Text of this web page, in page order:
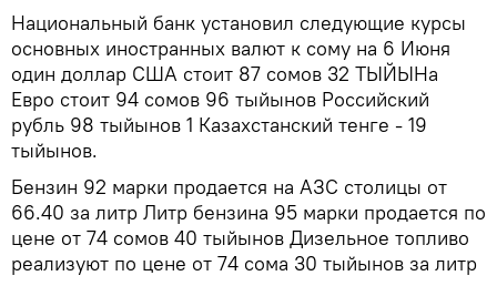
Национальный банк установил следующие курсы
основных иностранных валют к сому на 6 Июня
один доллар США стоит 87 сомов 32 ТЫЙЫНа
Евро стоит 94 сомов 96 тыйынов Российский
рубль 98 тыйынов 1 Казахстанский тенге - 19
тыйынов.
Бензин 92 марки продается на АЗС столицы от
66.40 за литр Литр бензина 95 марки продается по
цене от 74 сомов 40 тыйынов Дизельное топливо
реализуют по цене от 74 сома 30 тыйынов за литр